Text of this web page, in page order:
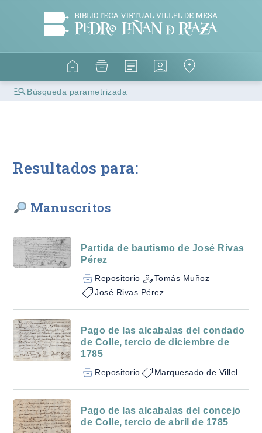
Búsqueda parametrizada
Resultados para:
Manuscritos
Partida de bautismo de José Rivas
Pérez
Repositorio
Tomás Muñoz
José Rivas Pérez
Pago de las alcabalas del condado
de Colle, tercio de diciembre de
1785
Repositorio Marquesado de Villel
Pago de las alcabalas del concejo
de Colle, tercio de abril de 1785